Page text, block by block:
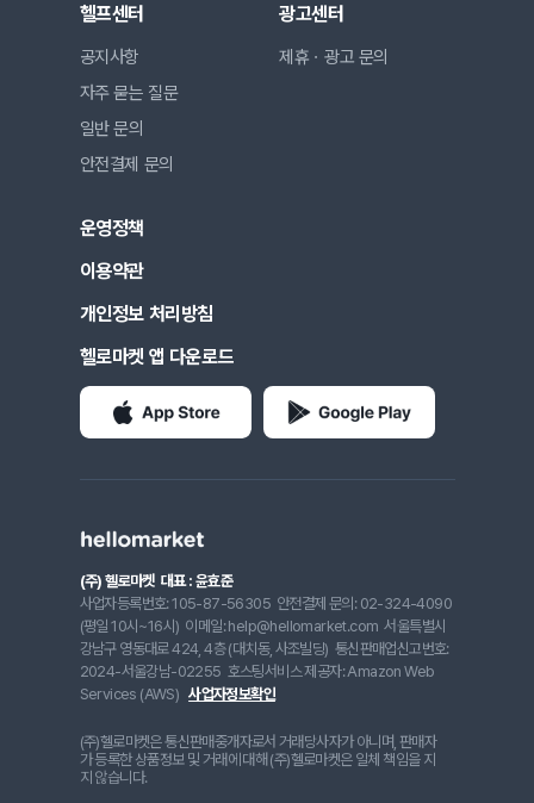
헬프센터
공지사항
자주 묻는 질문
일반 문의
안전결제 문의
광고센터
제휴ㆍ광고 문의
운영정책
이용약관
개인정보 처리방침
헬로마켓 앱 다운로드
(주) 헬로마켓 대표 : 윤효준
사업자등록번호: 105-87-56305 안전결제 문의: 02-324-4090
(평일 10시~16시) 이메일: help@hellomarket.com 서울특별시
강남구 영동대로 424, 4층 (대치동, 사조빌딩) 통신판매업신고번호:
2024-서울강남-02255 호스팅서비스 제공자: Amazon Web
Services (AWS) 사업자정보확인
(주)헬로마켓은 통신판매중개자로서 거래당사자가 아니며, 판매자
가 등록한 상품정보 및 거래에 대해 (주)헬로마켓은 일체 책임을 지
지 않습니다.